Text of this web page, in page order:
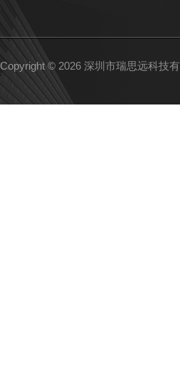
Copyright © 2026 深圳市瑞思远科技